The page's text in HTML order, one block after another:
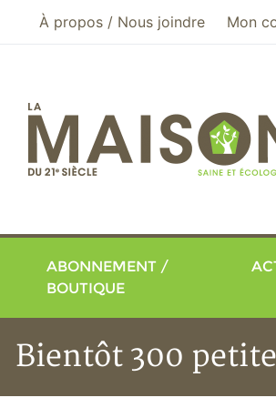
Aller au menu principal
Aller au contenu principal
À propos / Nous joindre Mon
ABONNEMENT /
BOUTIQUE
Bientôt 300